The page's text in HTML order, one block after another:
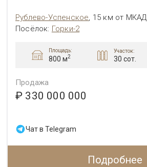
Рублево-Успенское, 15 км от МКАД
Посёлок: Горки-2
Площадь:
800 м2
Участок:
30 сот.
Продажа
₽ 330 000 000
Чат в Telegram
Подробнее